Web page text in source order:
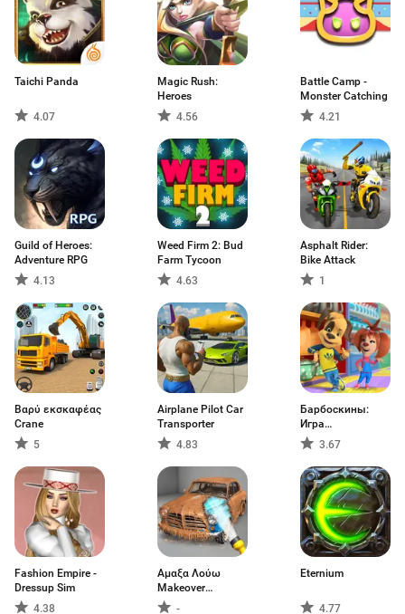
Taichi Panda
4.07
Magic Rush:
Heroes
4.56
Battle Camp -
Monster Catching
4.21
Guild of Heroes:
Adventure RPG
4.13
Weed Firm 2: Bud
Farm Tycoon
4.63
Asphalt Rider:
Bike Attack
1
Βαρύ εκσκαφέας
Crane
5
Airplane Pilot Car
Transporter
4.83
Барбоскины:
Игра
супермаркет
3.67
Fashion Empire -
Dressup Sim
4.38
Αμαξα Λούω
Makeover
Επισκευή
-
Eternium
4.77